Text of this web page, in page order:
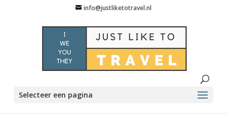
info@justliketotravel.nl
Selecteer een pagina